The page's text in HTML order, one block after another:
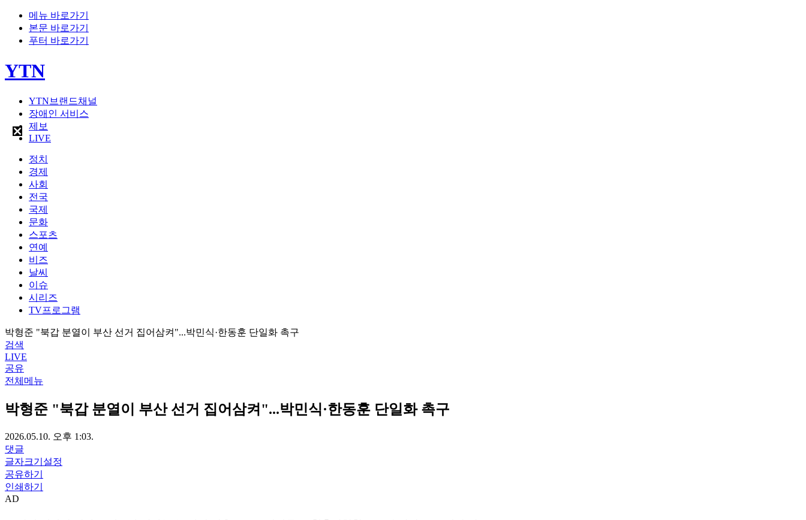
메뉴 바로가기
본문 바로가기
푸터 바로가기
YTN
YTN브랜드채널
장애인 서비스
제보
LIVE
정치
경제
사회
전국
국제
문화
스포츠
연예
비즈
날씨
이슈
시리즈
TV프로그램
박형준 "북갑 분열이 부산 선거 집어삼켜"...박민식·한동훈 단일화 촉구
검색
LIVE
공유
전체메뉴
박형준 "북갑 분열이 부산 선거 집어삼켜"...박민식·한동훈 단일화 촉구
2026.05.10. 오후 1:03.
댓글
글자크기설정
공유하기
인쇄하기
AD